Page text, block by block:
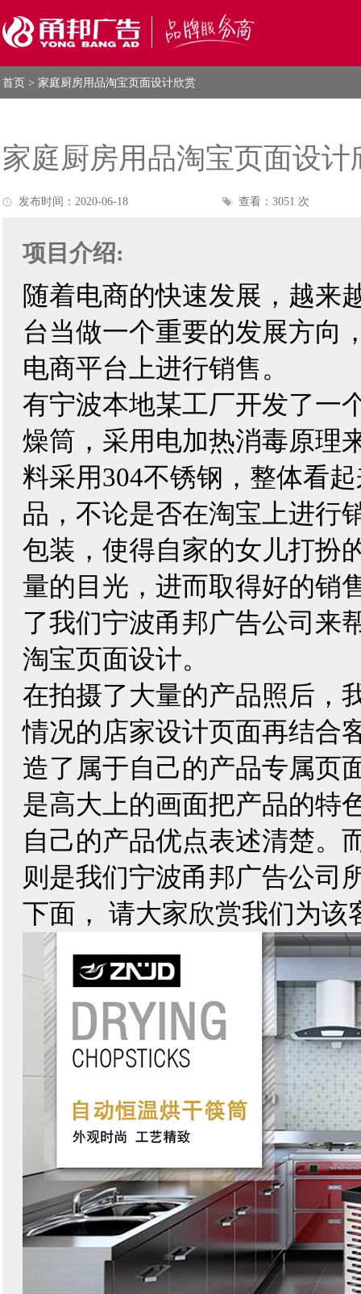
首页 > 家庭厨房用品淘宝页面设计欣赏
家庭厨房用品淘宝页面设计
发布时间：2020-06-18 查看：3051 次
项目介绍:
随着电商的快速发展，越来
台当做一个重要的发展方向
电商平台上进行销售。
有宁波本地某工厂开发了一
燥筒，采用电加热消毒原理
料采用304不锈钢，整体看
品，不论是否在淘宝上进行
包装，使得自家的女儿打扮
量的目光，进而取得好的销
了我们宁波甬邦广告公司 来
淘宝页面设计。
在拍摄了大量的产品照后，
情况的店家设计页面再结合
造了属于自己的产品专属页
是高大上的画面把产品的特
自己的产品优点表述清楚。
则是我们宁波甬邦广告公司
下面， 请大家欣赏我们为该